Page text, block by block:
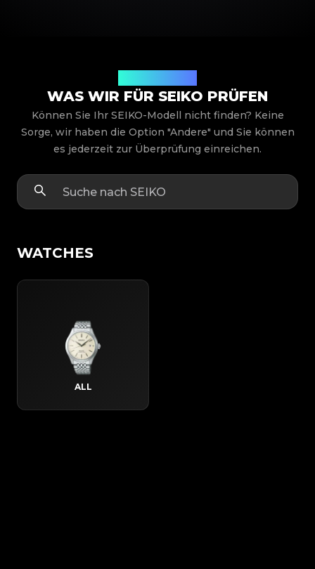
WAS WIR FÜR SEIKO PRÜFEN
Können Sie Ihr SEIKO-Modell nicht finden? Keine
Sorge, wir haben die Option "Andere" und Sie können
es jederzeit zur Überprüfung einreichen.
WATCHES
ALL